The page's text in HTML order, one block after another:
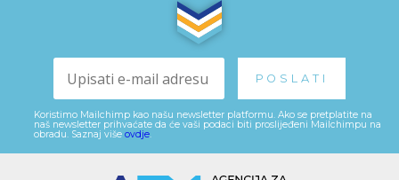
Koristimo Mailchimp kao našu newsletter platformu. Ako se pretplatite na
naš newsletter prihvaćate da će vaši podaci biti proslijeđeni Mailchimpu na
obradu. Saznaj više ovdje.